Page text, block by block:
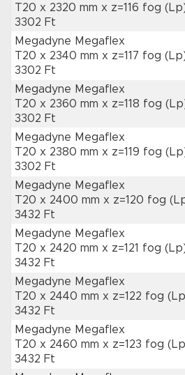
T20 x 2320 mm x z=116 fog
3302 Ft
Megadyne Megaflex
T20 x 2340 mm x z=117 fog
3302 Ft
Megadyne Megaflex
T20 x 2360 mm x z=118 fog
3302 Ft
Megadyne Megaflex
T20 x 2380 mm x z=119 fog
3302 Ft
Megadyne Megaflex
T20 x 2400 mm x z=120 fog
3432 Ft
Megadyne Megaflex
T20 x 2420 mm x z=121 fog
3432 Ft
Megadyne Megaflex
T20 x 2440 mm x z=122 fog
3432 Ft
Megadyne Megaflex
T20 x 2460 mm x z=123 fog
3432 Ft